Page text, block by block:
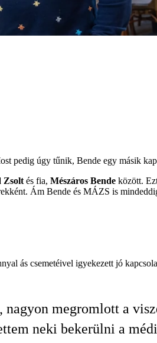
pedig úgy tűnik, Bende egy másik
Zsolt és fia, Mészáros Bende között.
Ám Bende és MÁZS is
ás csemetéivel igyekezett jó
nagyon megromlott a
neki bekerülni a